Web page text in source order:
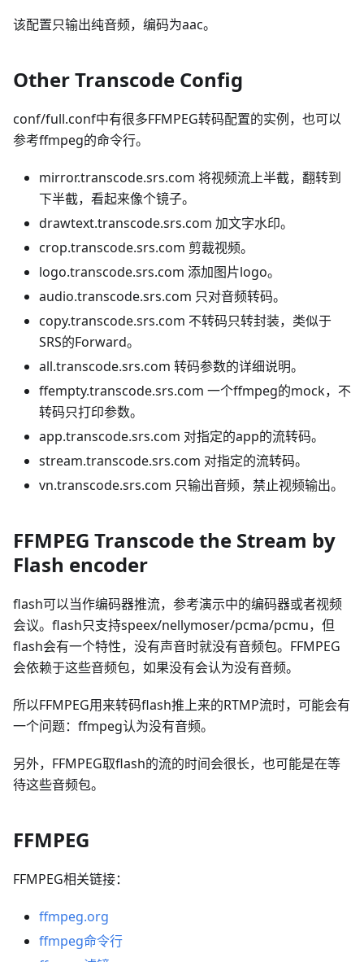
该配置只输出纯音频，编码为aac。
Other Transcode Config
conf/full.conf中有很多FFMPEG转码配置的实例，也可以
参考ffmpeg的命令行。
mirror.transcode.srs.com 将视频流上半截，翻转到
下半截，看起来像个镜子。
drawtext.transcode.srs.com 加文字水印。
crop.transcode.srs.com 剪裁视频。
logo.transcode.srs.com 添加图片logo。
audio.transcode.srs.com 只对音频转码。
copy.transcode.srs.com 不转码只转封装，类似于
SRS的Forward。
all.transcode.srs.com 转码参数的详细说明。
ffempty.transcode.srs.com 一个ffmpeg的mock，不
转码只打印参数。
app.transcode.srs.com 对指定的app的流转码。
stream.transcode.srs.com 对指定的流转码。
vn.transcode.srs.com 只输出音频，禁止视频输出。
FFMPEG Transcode the Stream by
Flash encoder
flash可以当作编码器推流，参考演示中的编码器或者视频
会议。flash只支持speex/nellymoser/pcma/pcmu，但
flash会有一个特性，没有声音时就没有音频包。FFMPEG
会依赖于这些音频包，如果没有会认为没有音频。
所以FFMPEG用来转码flash推上来的RTMP流时，可能会有
一个问题：ffmpeg认为没有音频。
另外，FFMPEG取flash的流的时间会很长，也可能是在等
待这些音频包。
FFMPEG
FFMPEG相关链接：
ffmpeg.org
ffmpeg命令行